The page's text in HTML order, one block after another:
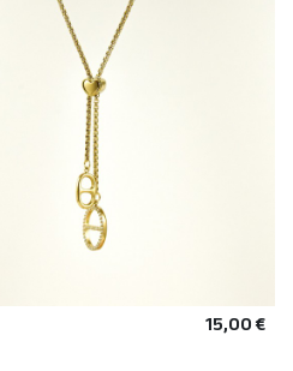
15,00 €